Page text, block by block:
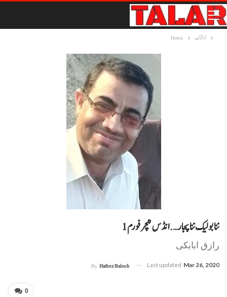
Home نوشتانک
ننا بولیک ننا پجار….انڈس کلچر فورم 1
رازق ابابکی
By Hafeez Baloch Last updated Mar 26, 2020
0